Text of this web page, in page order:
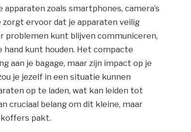
zoals smartphones, camera’s
zorgt ervoor dat je apparaten veilig
problemen kunt blijven communiceren,
kunt houden. Het compacte
aan je bagage, maar zijn impact op je
je jezelf in een situatie kunnen
op te laden, wat kan leiden tot
cruciaal belang om dit kleine, maar
pakt.